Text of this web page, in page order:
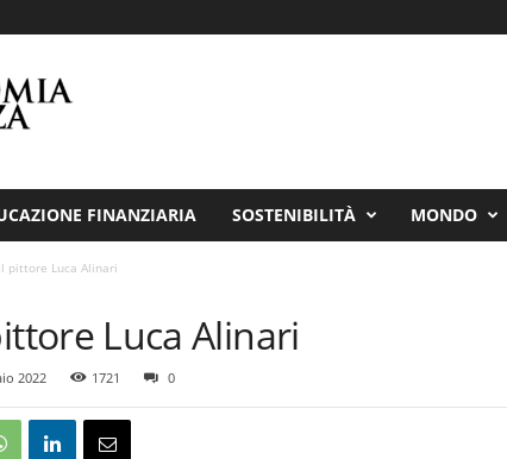
FINANZIARIA SOSTENIBILITÀ MONDO
pittore Luca Alinari
Luca Alinari
2022 1721 0